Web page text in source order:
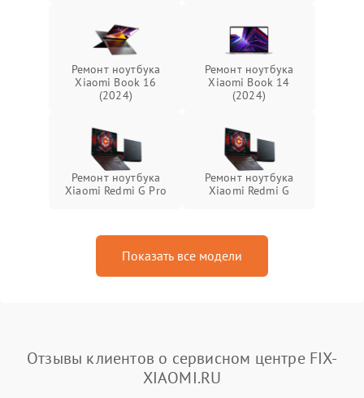
Ремонт ноутбука
Xiaomi Book 16
(2024)
Ремонт ноутбука
Xiaomi Book 14
(2024)
Ремонт ноутбука
Xiaomi Redmi G Pro
Ремонт ноутбука
Xiaomi Redmi G
Показать все модели
Отзывы клиентов о сервисном центре FIX-
XIAOMI.RU